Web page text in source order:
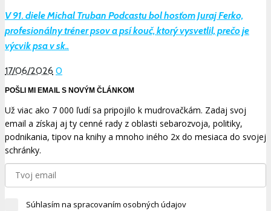
V 91. diele Michal Truban Podcastu bol hosťom Juraj Ferko,
profesionálny tréner psov a psí kouč, ktorý vysvetlil, prečo je
výcvik psa v sk..
17/06/2026 0
POŠLI MI EMAIL S NOVÝM ČLÁNKOM
Už viac ako 7 000 ľudí sa pripojilo k mudrovačkám. Zadaj svoj
email a získaj aj ty cenné rady z oblasti sebarozvoja, politiky,
podnikania, tipov na knihy a mnoho iného 2x do mesiaca do svojej
schránky.
Súhlasím na spracovaním osobných údajov